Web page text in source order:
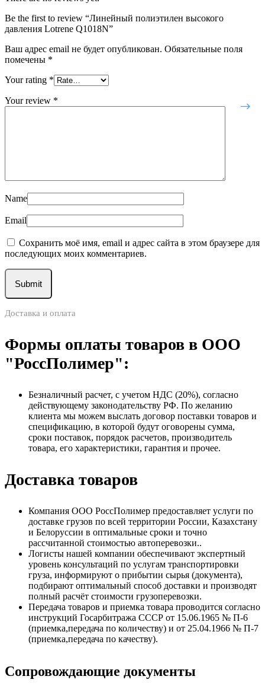
Be the first to review “Линейный полиэтилен высокого
давления Lotrene Q1018N”
Ваш адрес email не будет опубликован. Обязательные поля
помечены *
Your rating *
Your review *
Name
Email
Сохранить моё имя, email и адрес сайта в этом браузере для
последующих моих комментариев.
Доставка и оплата
Формы оплаты товаров в ООО
"РоссПолимер":
Безналичный расчет, с учетом НДС (20%), согласно
действующему законодательству РФ. По желанию
клиента мы можем выслать договор поставки товаров и
спецификацию, в которой будут оговорены сумма,
сроки поставок, порядок расчетов, производитель
товара, его характеристики, гарантия и прочее.
Доставка товаров
Компания ООО РоссПолимер предоставляет услуги по
доставке грузов по всей территории России, Казахстану
и Белоруссии в оптимальные сроки и точно
рассчитанной стоимостью автоперевозки..
Логисты нашей компании обеспечивают экспертный
уровень консультаций по услугам транспортировки
груза, информируют о прибытии сырья (документа),
подбирают оптимальный способ доставки и производят
полный расчёт стоимости грузоперевозки.
Передача товаров и приемка товара проводится согласно
инструкций Госарбитража СССР от 15.06.1965 № П-6
(приемка,передача по количеству) и от 25.04.1966 № П-7
(приемка,передача по качеству).
Сопровождающие документы